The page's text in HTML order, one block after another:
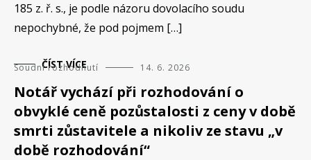
185 z. ř. s., je podle názoru dovolacího soudu
nepochybné, že pod pojmem […]
ČÍST VÍCE
Soudní rozhodnutí 14. 6. 2026
Notář vychází při rozhodování o
obvyklé ceně pozůstalosti z ceny v době
smrti zůstavitele a nikoliv ze stavu „v
době rozhodování“